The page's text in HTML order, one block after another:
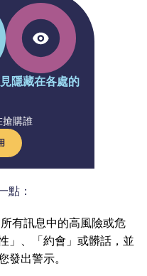
隱藏在各處的
購誰
點：
有訊息中的高風險或危
」、「約會」或髒話，並
出警示。